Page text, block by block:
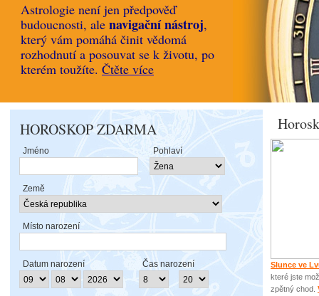
Astrologie není jen předpověď
budoucnosti, ale navigační nástroj,
který vám pomáhá činit vědomá
rozhodnutí a posouvat se k životu, po
kterém toužíte. Čtěte více
HOROSKOP ZDARMA
Jméno Pohlaví
Země
Místo narození
Datum narození Čas narození
Slunce ve
které jste
zpětný chod.